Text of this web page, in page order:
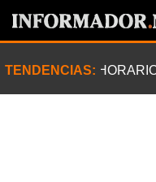
TENDENCIAS: